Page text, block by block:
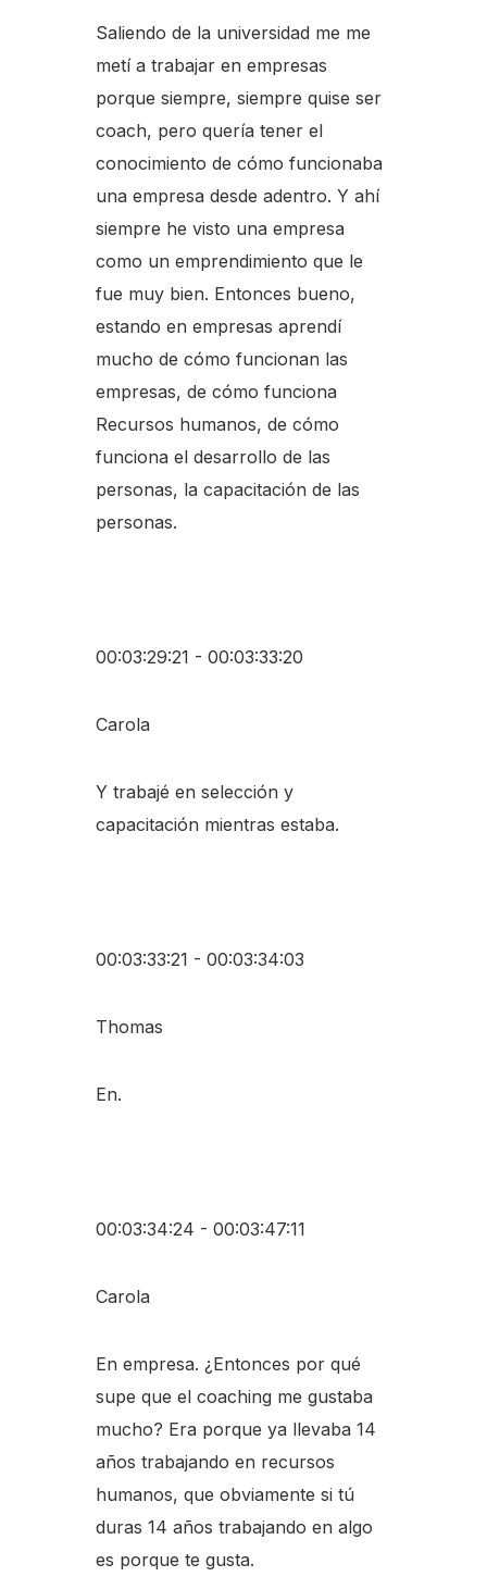
Saliendo de la universidad me me
metí a trabajar en empresas
porque siempre, siempre quise ser
coach, pero quería tener el
conocimiento de cómo funcionaba
una empresa desde adentro. Y ahí
siempre he visto una empresa
como un emprendimiento que le
fue muy bien. Entonces bueno,
estando en empresas aprendí
mucho de cómo funcionan las
empresas, de cómo funciona
Recursos humanos, de cómo
funciona el desarrollo de las
personas, la capacitación de las
personas.
00:03:29:21 - 00:03:33:20
Carola
Y trabajé en selección y
capacitación mientras estaba.
00:03:33:21 - 00:03:34:03
Thomas
En.
00:03:34:24 - 00:03:47:11
Carola
En empresa. ¿Entonces por qué
supe que el coaching me gustaba
mucho? Era porque ya llevaba 14
años trabajando en recursos
humanos, que obviamente si tú
duras 14 años trabajando en algo
es porque te gusta.